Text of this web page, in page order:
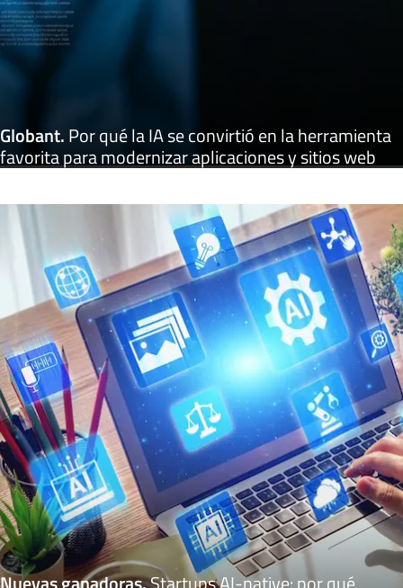
Globant.Por qué la IA se convirtió en la herramienta
favorita para modernizar aplicaciones y sitios web